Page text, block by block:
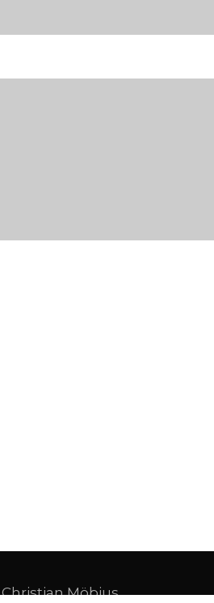
Christian Möbius